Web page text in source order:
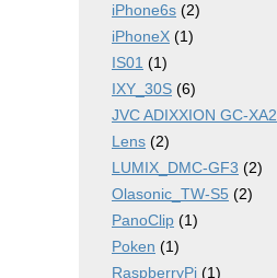
iPhone6s (2)
iPhoneX (1)
IS01 (1)
IXY_30S (6)
JVC ADIXXION GC-XA2
Lens (2)
LUMIX_DMC-GF3 (2)
Olasonic_TW-S5 (2)
PanoClip (1)
Poken (1)
RaspberryPi (1)